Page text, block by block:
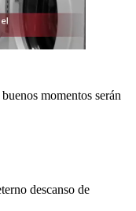
momentos serán
descanso de